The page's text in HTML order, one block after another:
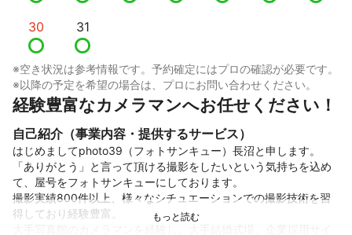
30 31
※空き状況は参考情報です。予約確定にはプロの確認が必要です。
※以降の予定を希望の場合は、プロにお問い合わせください。
経験豊富なカメラマンへお任せください！
自己紹介（事業内容・提供するサービス）
はじめましてphoto39（フォトサンキュー）長沼と申します。
「ありがとう」と言って頂ける撮影をしたいという気持ちを込め
て、屋号をフォトサンキューにしております。
撮影実績800件以上、様々なシチュエーションでの撮影技術を習
得しており経験豊富。